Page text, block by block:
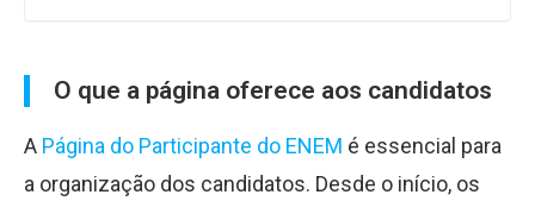
O que a página oferece aos candidatos
A Página do Participante do ENEM é essencial para
a organização dos candidatos. Desde o início, os